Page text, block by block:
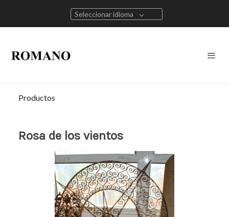
Seleccionar idioma
Productos
Rosa de los vientos